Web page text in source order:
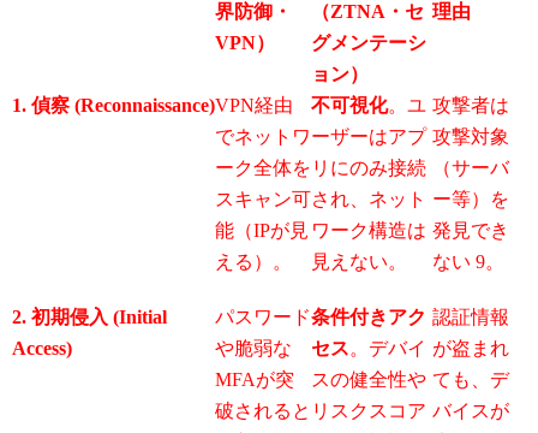
界防御・
VPN）
（ZTNA・セ
グメンテーシ
ョン）
理由
1. 偵察 (Reconnaissance)VPN経由
でネットワ
ーク全体を
スキャン可
能（IPが見
える）。
不可視化。ユ
ーザーはアプ
リにのみ接続
され、ネット
ワーク構造は
見えない。
攻撃者は
攻撃対象
（サーバ
ー等）を
発見でき
ない 9。
2. 初期侵入 (Initial
Access)
パスワード
や脆弱な
MFAが突
破されると
条件付きアク
セス。デバイ
スの健全性や
リスクスコア
認証情報
が盗まれ
ても、デ
バイスが